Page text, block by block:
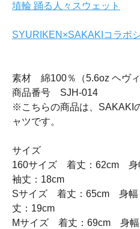
埴輪 踊る人々スウェット
SYURIKEN×SAKAKIコラボ
素材 綿100％（5.6oz ヘヴィ
商品番号 SJH-014
※こちらの商品は、SAKAKI
ャツです。
サイズ
160サイズ 着丈：62cm
袖丈：18cm
Sサイズ 着丈：65cm 身
丈：19cm
Mサイズ 着丈：69cm 身